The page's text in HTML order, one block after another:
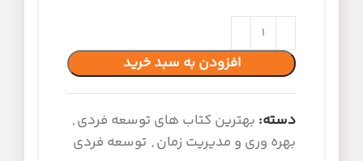
افزودن به سبد خرید
دسته: بهترین کتاب های توسعه فردی,
بهره وری و مدیریت زمان, توسعه فردی